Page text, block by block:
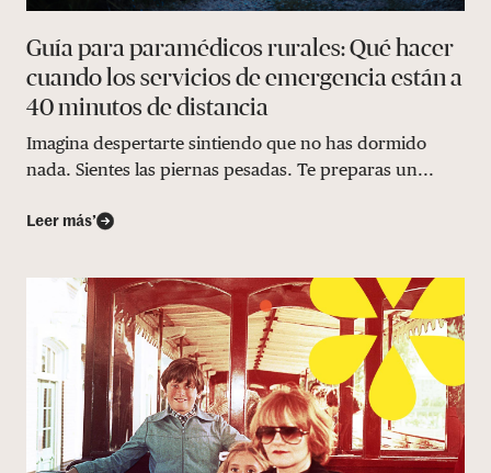
Guía para paramédicos rurales: Qué hacer
cuando los servicios de emergencia están a
40 minutos de distancia
Imagina despertarte sintiendo que no has dormido
nada. Sientes las piernas pesadas. Te preparas un...
Leer más’